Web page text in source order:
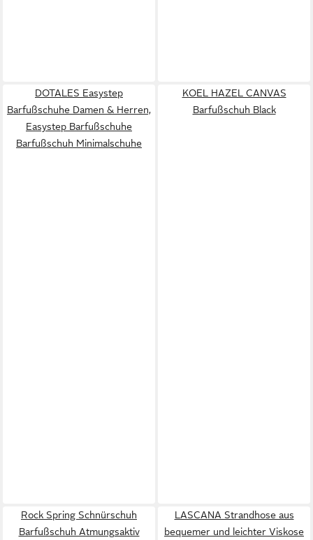
DOTALES Easystep
Barfußschuhe Damen & Herren,
Easystep Barfußschuhe
Barfußschuh Minimalschuhe
KOEL HAZEL CANVAS
Barfußschuh Black
Rock Spring Schnürschuh
Barfußschuh Atmungsaktiv
LASCANA Strandhose aus
bequemer und leichter Viskose